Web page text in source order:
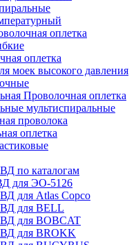
оплетка
оплетка
моек высокого давления
Проволочная оплетка
мультиспиральные
проволока
оплетка
по каталогам
для ЭО-5126
для Atlas Copco
для BELL
для BOBCAT
для BROKK